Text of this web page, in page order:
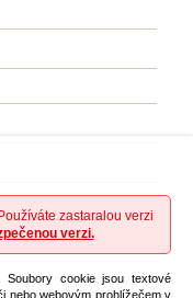
Používáte zastaralou verzi
verzi.
cookie jsou textové
nebo webovým prohlížečem v